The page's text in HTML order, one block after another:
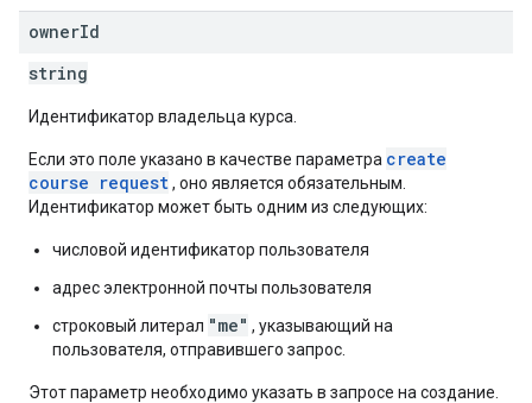
ownerId
string
Идентификатор владельца курса.
Если это поле указано в качестве параметра create
course request, оно является обязательным.
Идентификатор может быть одним из следующих:
числовой идентификатор пользователя
адрес электронной почты пользователя
строковый литерал "me" , указывающий на
пользователя, отправившего запрос.
Этот параметр необходимо указать в запросе на создание.